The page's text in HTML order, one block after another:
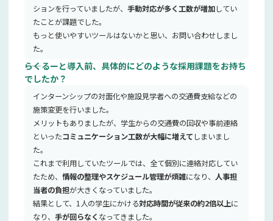
ションを行っていましたが、手動対応が多く工数が増加してい
たことが課題でした。
もっと使いやすいツールはないかと思い、お問い合わせしまし
た。
――らくるーと導入前、具体的にどのような採用課題をお持ち
でしたか？
インターンシップの対面化や施設見学者への交通費支給などの
施策変更を行いました。
メリットもありましたが、学生からの交通費の回収や事前連絡
といったコミュニケーション工数が大幅に増えて しまいまし
た。
これまで利用していたツールでは、全て個別に連絡対応してい
たため、情報の整理やスケジュール管理が煩雑になり、人事担
当者の負担が大きくなっていました。
結果として、1人の学生にかける対応時間が従来の約2倍以上に
なり、手が回らなく なってきました。